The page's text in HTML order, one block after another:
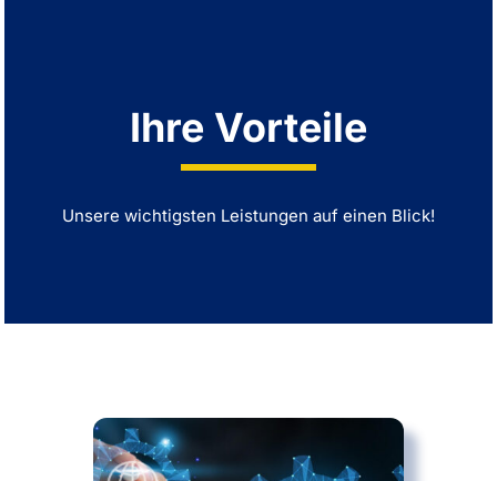
Ihre Vorteile
Unsere wichtigsten Leistungen auf einen Blick!